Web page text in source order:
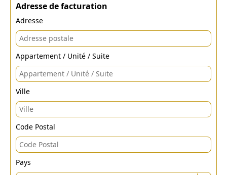
Adresse de facturation
Adresse
Appartement / Unité / Suite
Ville
Code Postal
Pays